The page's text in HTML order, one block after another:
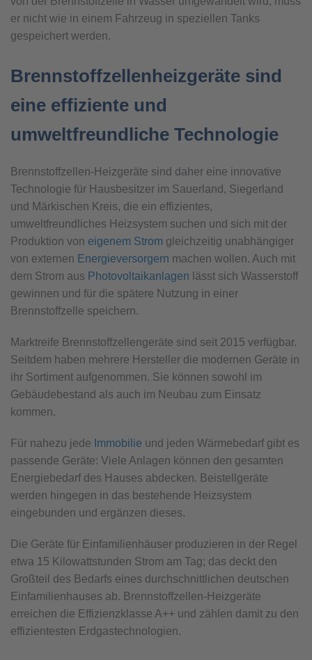
er nicht wie in einem Fahrzeug in speziellen Tanks
gespeichert werden.
Brennstoffzellenheizgeräte sind
eine effiziente und
umweltfreundliche Technologie
Brennstoffzellen-Heizgeräte sind daher eine innovative
Technologie für Hausbesitzer im Sauerland, Siegerland
und Märkischen Kreis, die ein effizientes,
umweltfreundliches Heizsystem suchen und sich mit der
Produktion von eigenem Strom gleichzeitig unabhängiger
von externen Energieversorgern machen wollen. Auch mit
dem Strom aus Photovoltaikanlagen lässt sich Wasserstoff
gewinnen und für die spätere Nutzung in einer
Brennstoffzelle speichern.
Marktreife Brennstoffzellengeräte sind seit 2015 verfügbar.
Seitdem haben mehrere Hersteller die modernen Geräte in
ihr Sortiment aufgenommen. Sie können sowohl im
Gebäudebestand als auch im Neubau zum Einsatz
kommen.
Für nahezu jede Immobilie und jeden Wärmebedarf gibt es
passende Geräte: Viele Anlagen können den gesamten
Energiebedarf des Hauses abdecken. Beistellgeräte
werden hingegen in das bestehende Heizsystem
eingebunden und ergänzen dieses.
Die Geräte für Einfamilienhäuser produzieren in der Regel
etwa 15 Kilowattstunden Strom am Tag; das deckt den
Großteil des Bedarfs eines durchschnittlichen deutschen
Einfamilienhauses ab. Brennstoffzellen-Heizgeräte
erreichen die Effizienzklasse A++ und zählen damit zu den
effizientesten Erdgastechnologien.